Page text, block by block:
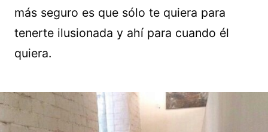
más seguro es que sólo te quiera para
tenerte ilusionada y ahí para cuando él
quiera.